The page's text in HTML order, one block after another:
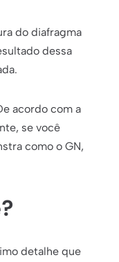
do diafragma
dessa
acordo com a
se você
como o GN,
detalhe que